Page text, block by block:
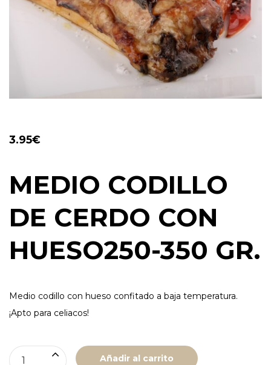
3.95€
MEDIO CODILLO
DE CERDO CON
HUESO250-350 GR.
Medio codillo con hueso confitado a baja temperatura.
¡Apto para celiacos!
MEDIO
Añadir al carrito